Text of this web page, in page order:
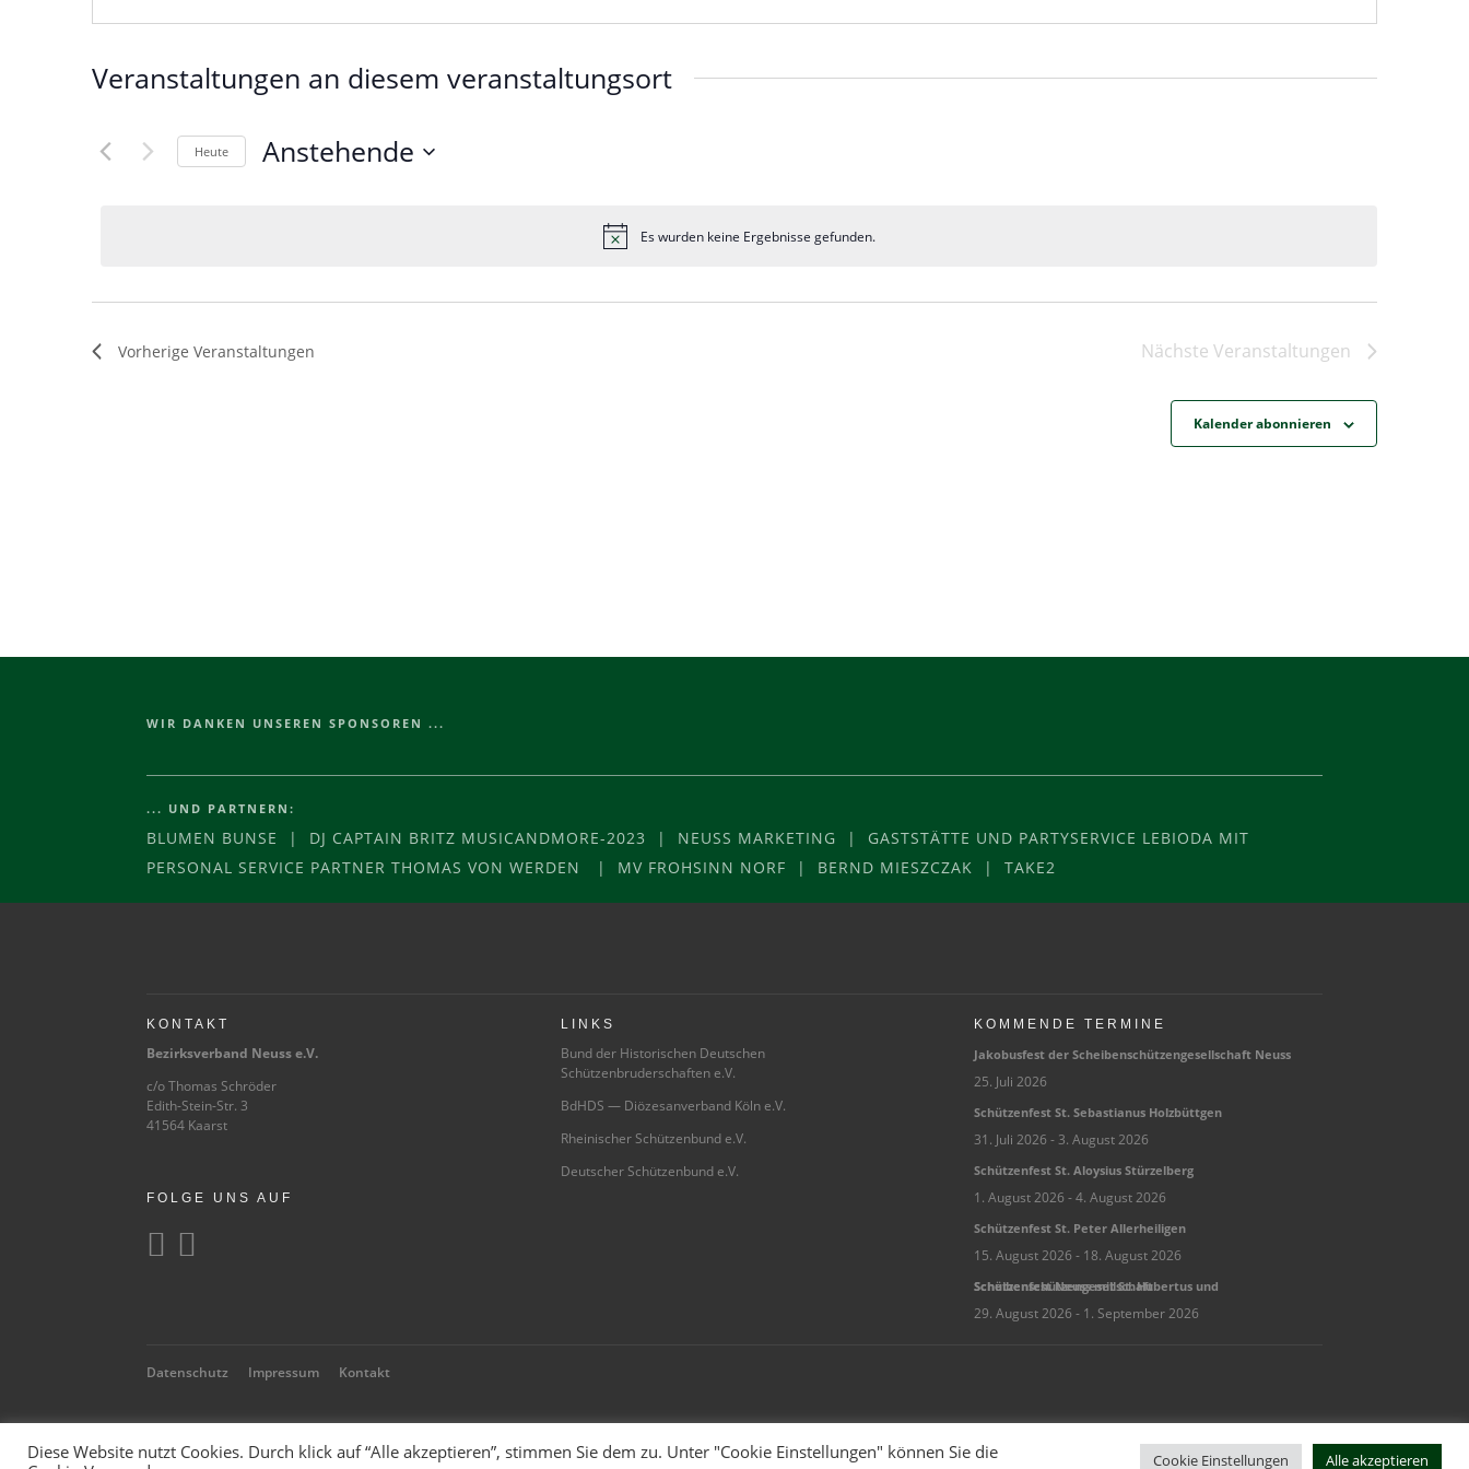
Veranstaltungen an diesem veranstaltungsort
Hinweis
Es wurden keine Ergebnisse gefunden.
Heute Anstehende
Vorherige Veranstaltungen Nächste Veranstaltungen
Kalender abonnieren
WIR DANKEN UNSEREN SPONSOREN ...
... UND PARTNERN:
BLUMEN BUNSE | DJ CAPTAIN BRITZ MUSICANDMORE-2023 | NEUSS MARKETING | GASTSTÄTTE UND PARTYSERVICE LEBIODA MIT
PERSONAL SERVICE PARTNER THOMAS VON WERDEN | MV FROHSINN NORF | BERND MIESZCZAK | TAKE2
KONTAKT
Bezirksverband Neuss e.V.
c/o Thomas Schröder
Edith-Stein-Str. 3
41564 Kaarst
FOLGE UNS AUF
 
LINKS
Bund der Historischen Deutschen
Schützenbruderschaften e.V.
BdHDS — Diözesanverband Köln e.V.
Rheinischer Schützenbund e.V.
Deutscher Schützenbund e.V.
KOMMENDE TERMINE
Jako­bus­fest der Schei­ben­schüt­zen­ge­sell­schaft Neuss
25. Juli 2026
Schüt­zen­fest St. Sebas­tia­nus Holzbüttgen
31. Juli 2026 - 3. August 2026
Schüt­zen­fest St. Aloy­sius Stürzelberg
1. August 2026 - 4. August 2026
Schüt­zen­fest St. Peter Allerheiligen
15. August 2026 - 18. August 2026
Schüt­zen­fest Neuss mit St. Huber­tus und Scheibenschützengesellschaft
29. August 2026 - 1. September 2026
Datenschutz Impressum Kontakt
Diese Website nutzt Cookies. Durch klick auf “Alle akzeptieren”, stimmen Sie dem zu. Unter "Cookie Einstellungen" können Sie die
Cookie Einstellungen Alle akzeptieren